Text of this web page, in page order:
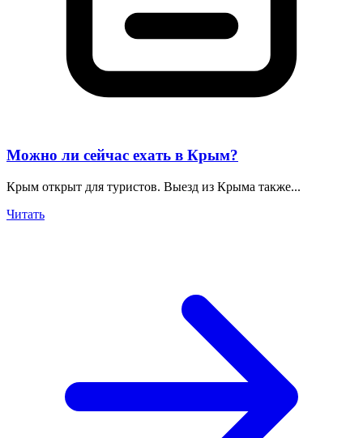
Можно ли сейчас ехать в Крым?
Крым открыт для туристов. Выезд из Крыма также...
Читать